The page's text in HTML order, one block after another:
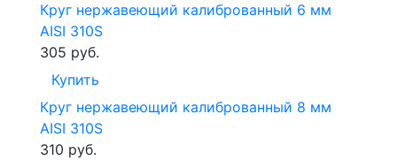
Круг нержавеющий калиброванный 6 мм
AISI 310S
305 руб.
Купить
Круг нержавеющий калиброванный 8 мм
AISI 310S
310 руб.